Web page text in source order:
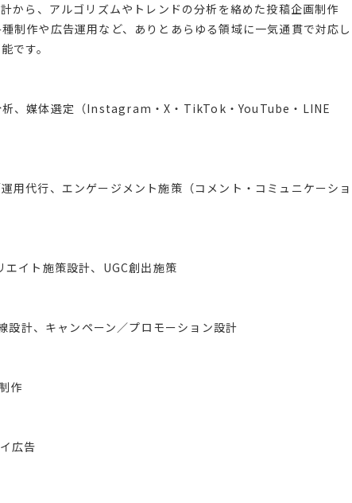
から、アルゴリズムやトレンドの分析を絡めた投稿企画制作
制作や広告運用など、ありとあらゆる領域に一気通貫で対応し
です。
析、媒体選定（Instagram・X・TikTok・YouTube・LINE
用代行、エンゲージメント施策（コメント・コミュニケーショ
イト施策設計、UGC創出施策
設計、キャンペーン／プロモーション設計
作
広告